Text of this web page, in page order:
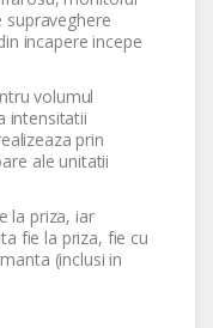
incapere incepe
volumul
intensitatii
prin
ale unitatii
la priza, iar
fie la priza, fie cu
(inclusi in